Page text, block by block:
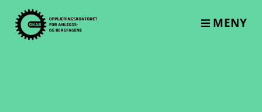
content
MENY